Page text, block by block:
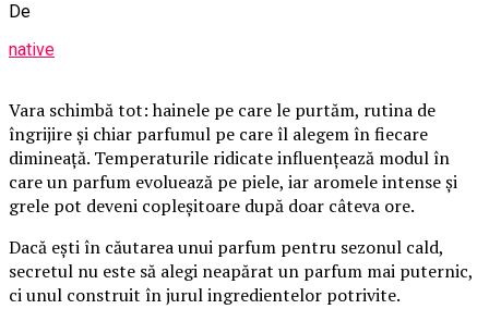
De
native
Vara schimbă tot: hainele pe care le purtăm, rutina de
îngrijire și chiar parfumul pe care îl alegem în fiecare
dimineață. Temperaturile ridicate influențează modul în
care un parfum evoluează pe piele, iar aromele intense și
grele pot deveni copleșitoare după doar câteva ore.
Dacă ești în căutarea unui parfum pentru sezonul cald,
secretul nu este să alegi neapărat un parfum mai puternic,
ci unul construit în jurul ingredientelor potrivite.